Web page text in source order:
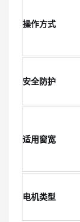
操作方式
安全防护
适用窗宽
电机类型